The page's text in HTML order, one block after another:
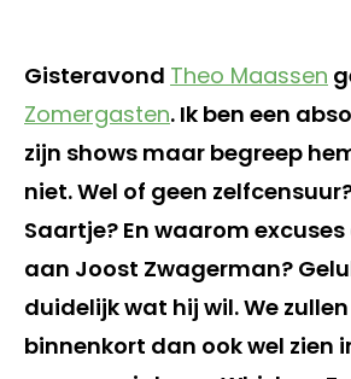
Gisteravond Theo Maassen
Zomergasten. Ik ben een
zijn shows maar begreep
niet. Wel of geen
Saartje? En waarom
aan Joost Zwagerman?
duidelijk wat hij wil. We
binnenkort dan ook wel zien